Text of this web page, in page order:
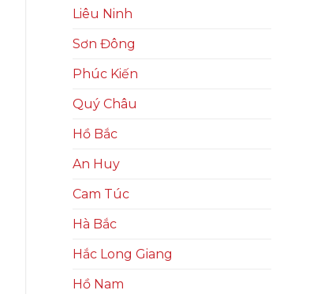
Liêu Ninh
Sơn Đông
Phúc Kiến
Quý Châu
Hồ Bắc
An Huy
Cam Túc
Hà Bắc
Hắc Long Giang
Hồ Nam